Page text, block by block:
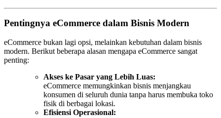
Pentingnya eCommerce dalam Bisnis Modern
eCommerce bukan lagi opsi, melainkan kebutuhan dalam bisnis
modern. Berikut beberapa alasan mengapa eCommerce sangat
penting:
Akses ke Pasar yang Lebih Luas:
eCommerce memungkinkan bisnis menjangkau
konsumen di seluruh dunia tanpa harus membuka toko
fisik di berbagai lokasi.
Efisiensi Operasional: